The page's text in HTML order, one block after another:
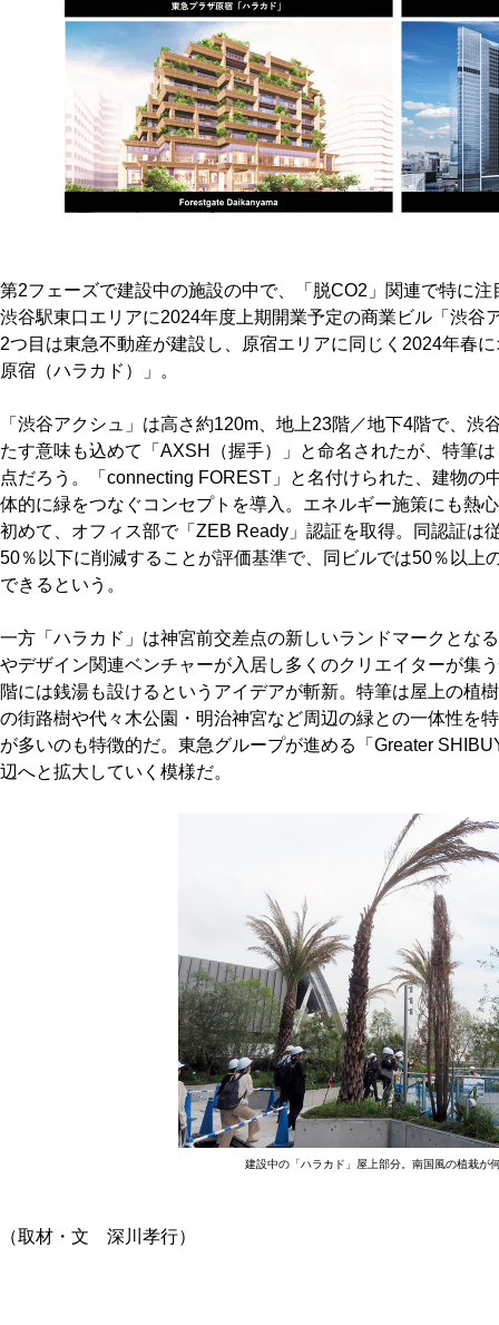
第2フェーズで建設中の施設の中で、「脱CO2」関連で特に
渋谷駅東口エリアに2024年度上期開業予定の商業ビル「渋谷
2つ目は東急不動産が建設し、原宿エリアに同じく2024年春
原宿（ハラカド）」。
「渋谷アクシュ」は高さ約120m、地上23階／地下4階で、渋
たす意味も込めて「AXSH（握手）」と命名されたが、特筆
点だろう。「connecting FOREST」と名付けられた、建物の
体的に緑をつなぐコンセプトを導入。エネルギー施策にも熱
初めて、オフィス部で「ZEB Ready」認証を取得。同認証は
50％以下に削減することが評価基準で、同ビルでは50％以上
できるという。
一方「ハラカド」は神宮前交差点の新しいランドマークとな
やデザイン関連ベンチャーが入居し多くのクリエイターが集
階には銭湯も設けるというアイデアが斬新。特筆は屋上の植
の街路樹や代々木公園・明治神宮など周辺の緑との一体性を
が多いのも特徴的だ。東急グループが進める「Greater
辺へと拡大していく模様だ。
建設中の「ハラカド」屋上部分。南国風の植栽が
（取材・文 深川孝行）